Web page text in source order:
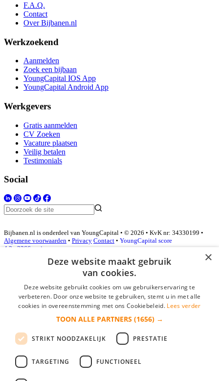
F.A.Q.
Contact
Over Bijbanen.nl
Werkzoekend
Aanmelden
Zoek een bijbaan
YoungCapital IOS App
YoungCapital Android App
Werkgevers
Gratis aanmelden
CV Zoeken
Vacature plaatsen
Veilig betalen
Testimonials
Social
Bijbanen.nl is onderdeel van YoungCapital • © 2026 • KvK nr: 34330199 •
Algemene voorwaarden • Privacy Contact • YoungCapital score
4.3 - 3366 reviews
Inloggen als bedrijf
*
login gegevens onthouden
login
×
Deze website maakt gebruik
van cookies.
Deze website gebruikt cookies om uw gebruikerservaring te
verbeteren. Door onze website te gebruiken, stemt u in met alle
cookies in overeenstemming met ons Cookiebeleid. Lees verder
TOON ALLE PARTNERS (1656) →
STRIKT NOODZAKELIJK PRESTATIE
TARGETING FUNCTIONEEL